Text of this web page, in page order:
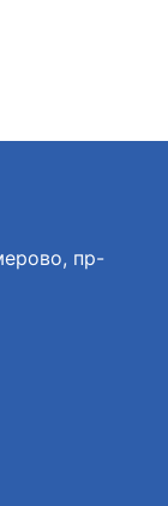
пр-